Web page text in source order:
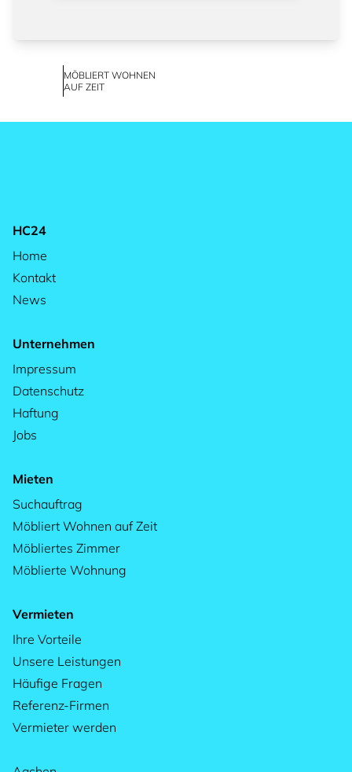
MÖBLIERT WOHNEN
AUF ZEIT
HC24
Home
Kontakt
News
Unternehmen
Impressum
Datenschutz
Haftung
Jobs
Mieten
Suchauftrag
Möbliert Wohnen auf Zeit
Möbliertes Zimmer
Möblierte Wohnung
Vermieten
Ihre Vorteile
Unsere Leistungen
Häufige Fragen
Referenz-Firmen
Vermieter werden